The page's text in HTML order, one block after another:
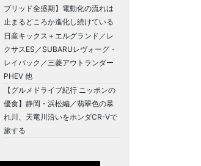
ブリッド全盛期】電動化の流れは
止まるどころか進化し続けている
日産キックス＋エルグランド／レ
クサスES／SUBARUレヴォーグ・
レイバック／三菱アウトランダー
PHEV 他
【グルメドライブ紀行 ニッポンの
優食】静岡・浜松編／翡翠色の暴
れ川、天竜川沿いをホンダCR-Vで
旅する